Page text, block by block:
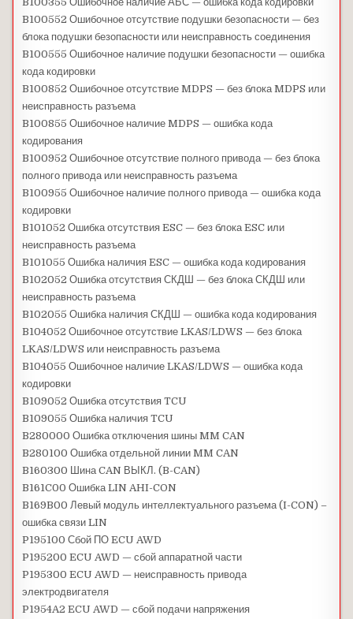
B100552 Ошибочное отсутствие подушки безопасности — без
блока подушки безопасности или неисправность соединения
B100555 Ошибочное наличие подушки безопасности — ошибка
кода кодировки
B100852 Ошибочное отсутствие MDPS — без блока MDPS или
неисправность разъема
B100855 Ошибочное наличие MDPS — ошибка кода
кодирования
B100952 Ошибочное отсутствие полного привода — без блока
полного привода или неисправность разъема
B100955 Ошибочное наличие полного привода — ошибка кода
кодировки
B101052 Ошибка отсутствия ESC — без блока ESC или
неисправность разъема
B101055 Ошибка наличия ESC — ошибка кода кодирования
B102052 Ошибка отсутствия СКДШ — без блока СКДШ или
неисправность разъема
B102055 Ошибка наличия СКДШ — ошибка кода кодирования
B104052 Ошибочное отсутствие LKAS/LDWS — без блока
LKAS/LDWS или неисправность разъема
B104055 Ошибочное наличие LKAS/LDWS — ошибка кода
кодировки
B109052 Ошибка отсутствия TCU
B109055 Ошибка наличия TCU
B280000 Ошибка отключения шины MM CAN
B280100 Ошибка отдельной линии MM CAN
B160300 Шина CAN ВЫКЛ. (B-CAN)
B161C00 Ошибка LIN AHI-CON
B169B00 Левый модуль интеллектуального разъема (I-CON) –
ошибка связи LIN
P195100 Сбой ПО ECU AWD
P195200 ECU AWD — сбой аппаратной части
P195300 ECU AWD — неисправность привода
электродвигателя
P1954A2 ECU AWD — сбой подачи напряжения